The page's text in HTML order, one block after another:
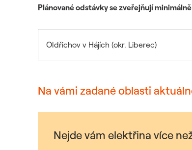
Plánované odstávky se zveřejňují
Na vámi zadané oblasti
Nejde vám elektřina více